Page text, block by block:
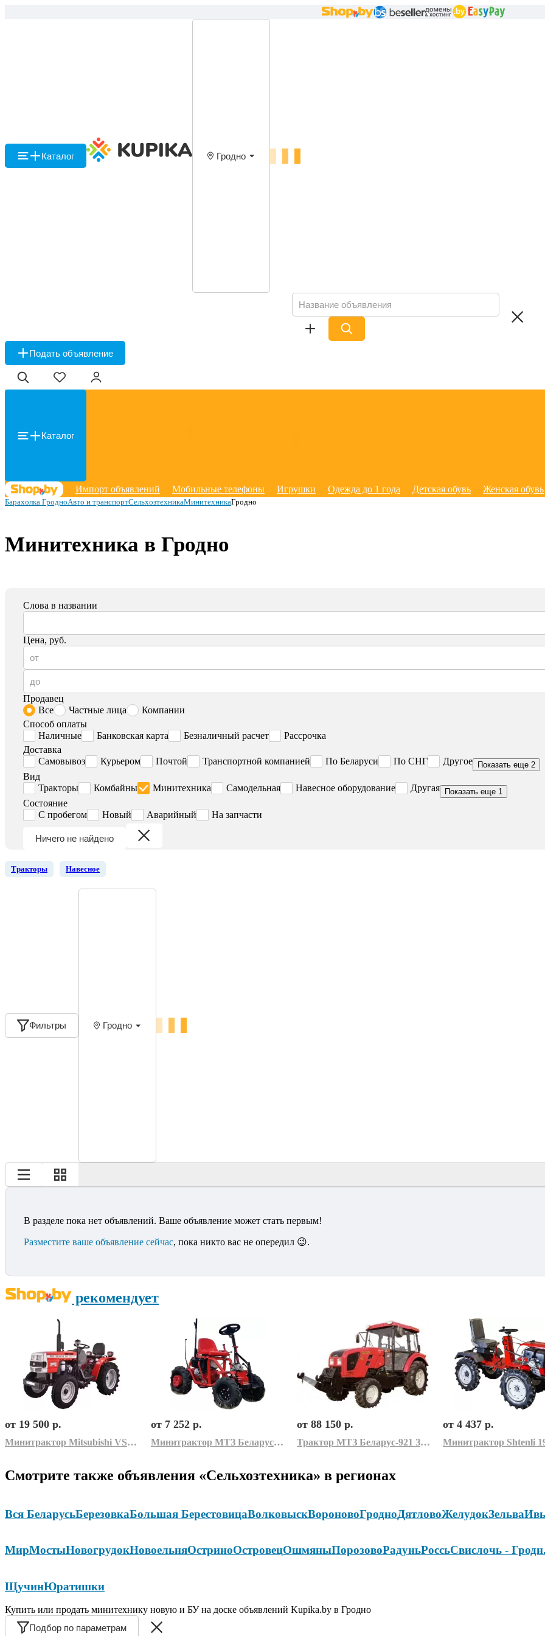
Каталог Гродно
Подать объявление
Каталог
Импорт объявлений Мобильные телефоны Игрушки Одежда до 1 года Детская обувь Женская обувь
Барахолка ГродноАвто и транспортСельхозтехникаМинитехникаГродно
Минитехника в Гродно
Слова в названии
Цена, руб.
Продавец
Все
Частные лица
Компании
Способ оплаты
Наличные
Банковская карта Безналичный расчет
Рассрочка
Доставка
Самовывоз
Курьером Почтой Транспортной компанией По Беларуси По СНГ Другое Показать еще 2
Вид
Тракторы
Комбайны Минитехника Самодельная Навесное оборудование Другая Показать еще 1
Состояние
С пробегом
Новый Аварийный На запчасти
Ничего не найдено
Тракторы Навесное
Фильтры Гродно
В разделе пока нет объявлений. Ваше объявление может стать первым!
Разместите ваше объявление сейчас, пока никто вас не опередил 😉.
рекомендует
от 19 500 р.
Минитрактор Mitsubishi VST 171DI
от 7 252 р.
Минитрактор МТЗ Беларус МТ-1 рато 13 лс
от 88 150 р.
Трактор МТЗ Беларус-921 ЗНУ-921-4605010-01
от 4 437 р.
Смотрите также объявления «Сельхозтехника» в регионах
Вся БеларусьБерезовкаБольшая БерестовицаВолковыскВороновоГродноДятловоЖелудокЗельва
МирМостыНовогрудокНовоельняОстриноОстровецОшмяныПорозовоРадуньРоссьСвислочь -
ЩучинЮратишки
Купить или продать минитехнику новую и БУ на доске объявлений Kupika.by в Гродно
Подбор по параметрам